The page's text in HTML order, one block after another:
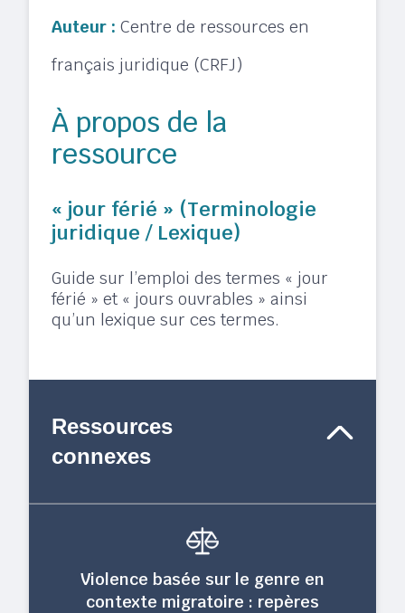
Auteur : Centre de ressources en
français juridique (CRFJ)
À propos de la
ressource
« jour férié » (Terminologie
juridique / Lexique)
Guide sur l’emploi des termes « jour
férié » et « jours ouvrables » ainsi
qu’un lexique sur ces termes.
Ressources
connexes
Violence basée sur le genre en
contexte migratoire : repères